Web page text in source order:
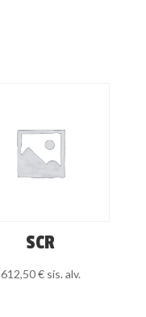
SCR
612,50€ sis. alv.